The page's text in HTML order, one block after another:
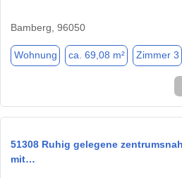
Bamberg, 96050
Wohnung ca. 69,08 m² Zimmer 3
51308 Ruhig gelegene
mit…